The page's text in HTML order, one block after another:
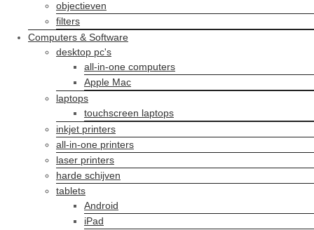
objectieven
filters
Computers & Software
desktop pc's
all-in-one computers
Apple Mac
laptops
touchscreen laptops
inkjet printers
all-in-one printers
laser printers
harde schijven
tablets
Android
iPad